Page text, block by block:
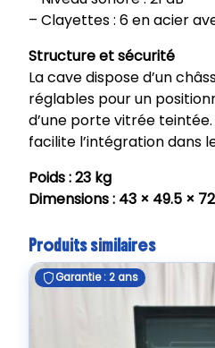
– Clayettes : 6 en acier
Structure et sécurité
La cave dispose d’un
réglables pour un
d’une porte vitrée
facilite l’intégration dans
Poids : 23 kg
Dimensions : 43 × 49.5 ×
Produits similaires
Garantie : 2 ans